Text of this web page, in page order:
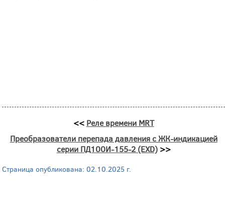
<< Реле времени MRT
Преобразователи перепада давления с ЖК-индикацией
серии ПД100И-155-2 (EXD)>>
Страница опубликована: 02.10.2025 г.